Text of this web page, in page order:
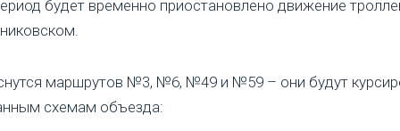
будет временно приостановлено движение
маршрутов №3, №6, №49 и №59 – они будут
схемам объезда: